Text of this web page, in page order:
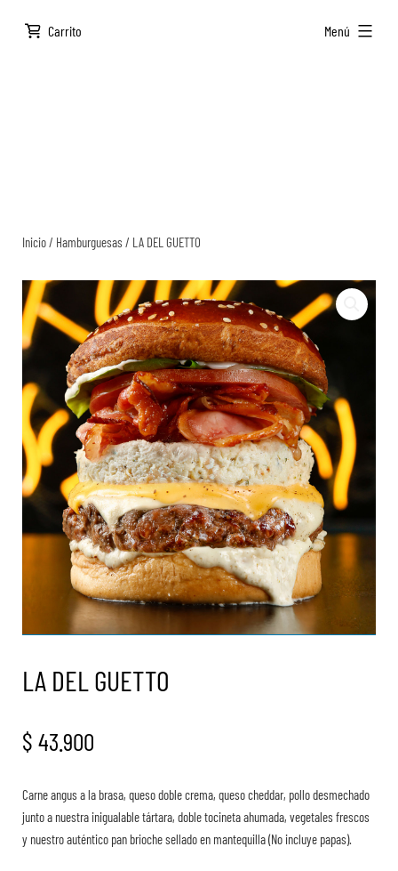
Menú
ampliado
Carrito
Inicio/ Hamburguesas / LA DEL GUETTO
LA DEL GUETTO
$ 43.900
Carne angus a la brasa, queso doble crema, queso cheddar, pollo desmechado
junto a nuestra inigualable tártara, doble tocineta ahumada, vegetales frescos
y nuestro auténtico pan brioche sellado en mantequilla (No incluye papas).